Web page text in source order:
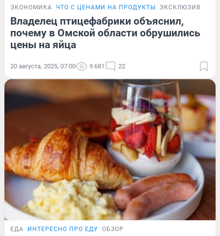
ЭКОНОМИКА ЧТО С ЦЕНАМИ НА ПРОДУКТЫ ЭКСКЛЮЗИВ
Владелец птицефабрики объяснил,
почему в Омской области обрушились
цены на яйца
20 августа, 2025, 07:00 9 681 22
ЕДА ИНТЕРЕСНО ПРО ЕДУ ОБЗОР